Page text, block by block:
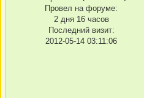
Провел на форуме:
2 дня 16 часов
Последний визит:
2012-05-14 03:11:06